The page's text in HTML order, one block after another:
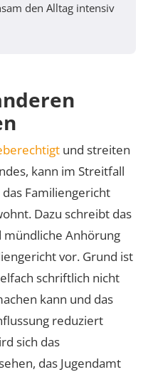
den Alltag intensiv
und streiten
kann im Streitfall
Familiengericht
Dazu schreibt das
mündliche Anhörung
vor. Grund ist
schriftlich nicht
kann und das
reduziert
sich das
das Jugendamt